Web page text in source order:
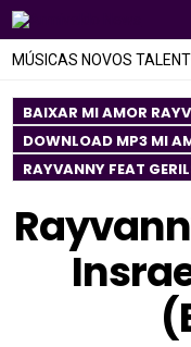
MÚSICAS NOVOS
BAIXAR MI AMOR
DOWNLOAD MP3 MI
RAYVANNY FEAT